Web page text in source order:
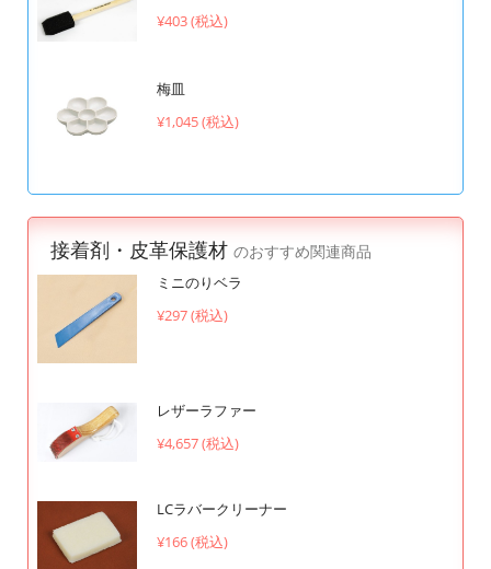
¥403 (税込)
梅皿
¥1,045 (税込)
接着剤・皮革保護材 のおすすめ関連商品
ミニのりベラ
¥297 (税込)
レザーラファー
¥4,657 (税込)
LCラバークリーナー
¥166 (税込)